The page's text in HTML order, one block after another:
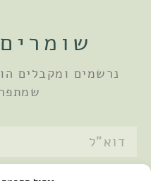
נרשמים ומקבלים